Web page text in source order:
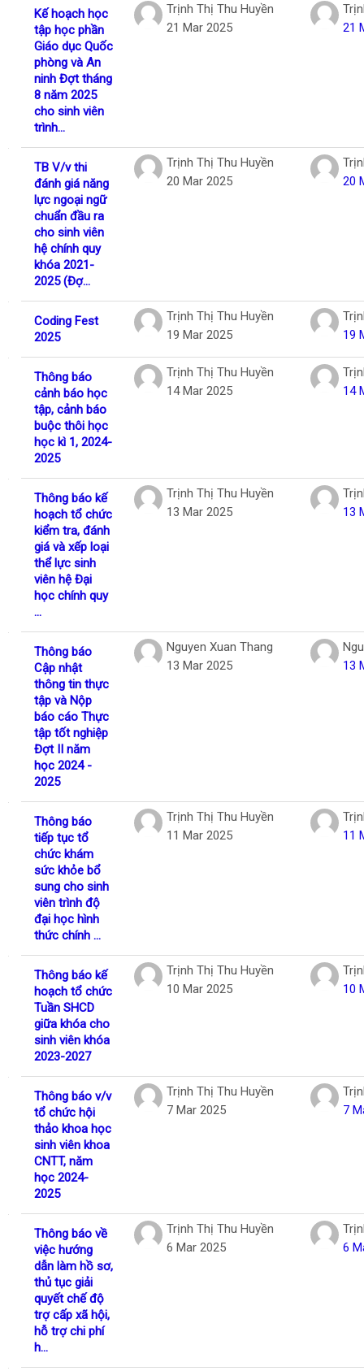
Kế hoạch học
tập học phần
Giáo dục Quốc
phòng và An
ninh Đợt tháng
8 năm 2025
cho sinh viên
trình...
Trịnh Thị Thu Huyền
21 Mar 2025
21
TB V/v thi
đánh giá năng
lực ngoại ngữ
chuẩn đầu ra
cho sinh viên
hệ chính quy
khóa 2021-
2025 (Đợ...
Trịnh Thị Thu Huyền
20 Mar 2025
20
Coding Fest
2025
Trịnh Thị Thu Huyền
19 Mar 2025
19
Thông báo
cảnh báo học
tập, cảnh báo
buộc thôi học
học kì 1, 2024-
2025
Trịnh Thị Thu Huyền
14 Mar 2025
14
Thông báo kế
hoạch tổ chức
kiểm tra, đánh
giá và xếp loại
thể lực sinh
viên hệ Đại
học chính quy
...
Trịnh Thị Thu Huyền
13 Mar 2025
13
Thông báo
Cập nhật
thông tin thực
tập và Nộp
báo cáo Thực
tập tốt nghiệp
Đợt II năm
học 2024 -
2025
Nguyen Xuan Thang
13 Mar 2025
13
Thông báo
tiếp tục tổ
chức khám
sức khỏe bổ
sung cho sinh
viên trình độ
đại học hình
thức chính ...
Trịnh Thị Thu Huyền
11 Mar 2025
11
Thông báo kế
hoạch tổ chức
Tuần SHCD
giữa khóa cho
sinh viên khóa
2023-2027
Trịnh Thị Thu Huyền
10 Mar 2025
10
Thông báo v/v
tổ chức hội
thảo khoa học
sinh viên khoa
CNTT, năm
học 2024-
2025
Trịnh Thị Thu Huyền
7 Mar 2025
7
Thông báo về
việc hướng
dẫn làm hồ sơ,
thủ tục giải
quyết chế độ
trợ cấp xã hội,
hỗ trợ chi phí
h...
Trịnh Thị Thu Huyền
6 Mar 2025
6